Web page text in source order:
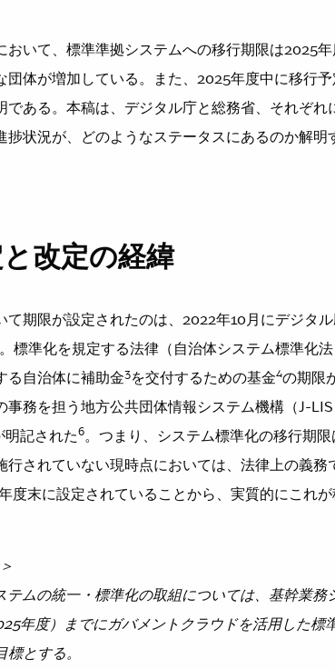
いて、標準準拠システムへの移行期限は2025年
団体が増加している。また、2025年度中に移行
である。本稿は、デジタル庁と総務省、それぞれ
状況が、どのようなステータスにあるのか解明
改定の経緯
期限が設定されたのは、2022年10月にデジタ
標準化を規定する法律（自治体システム標準化法
る自治体に補助金3を交付するための基金4の期限
事務を担う地方公共団体情報システム機構（J-
明記された6。つまり、システム標準化の移行期
されていない現時点においては、法律上の義務
度末に設定されていることから、実質的にこれ
ムの統一・標準化の取組については、基幹業務
年度）までにガバメントクラウドを活用した標
とする。